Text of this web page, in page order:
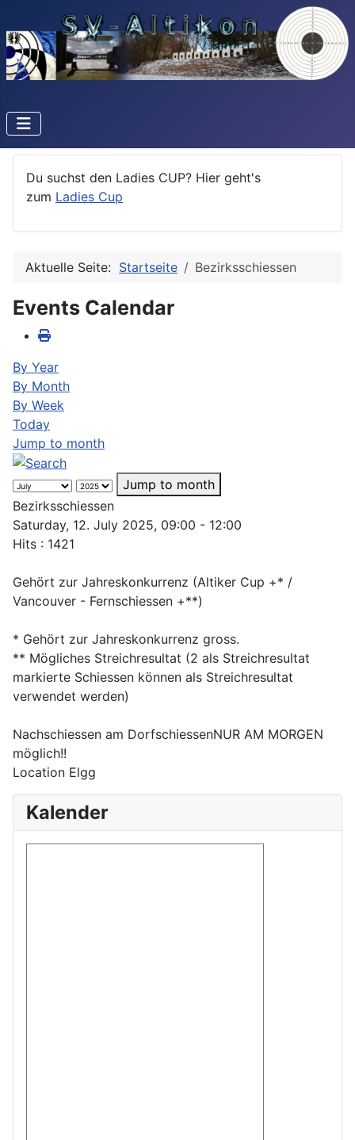
Du suchst den Ladies CUP? Hier geht's
zum Ladies Cup
Aktuelle Seite: Startseite Bezirksschiessen
Events Calendar
By Year
By Month
By Week
Today
Jump to month
Jump to month
Bezirksschiessen
Saturday, 12. July 2025, 09:00 - 12:00
Hits : 1421
Gehört zur Jahreskonkurrenz (Altiker Cup +* /
Vancouver - Fernschiessen +**)
* Gehört zur Jahreskonkurrenz gross.
** Mögliches Streichresultat (2 als Streichresultat
markierte Schiessen können als Streichresultat
verwendet werden)
Nachschiessen am DorfschiessenNUR AM MORGEN
möglich!!
Location Elgg
Kalender